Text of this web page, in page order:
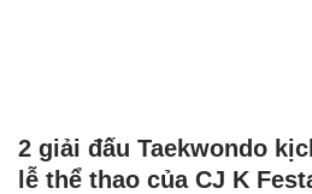
2 giải đấu Taekwondo
lễ thể thao của CJ K